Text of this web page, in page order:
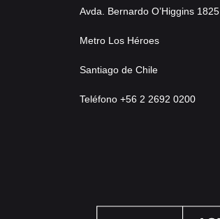
Avda. Bernardo O’Higgins 1825
Metro Los Héroes
Santiago de Chile
Teléfono +56 2 2692 0200